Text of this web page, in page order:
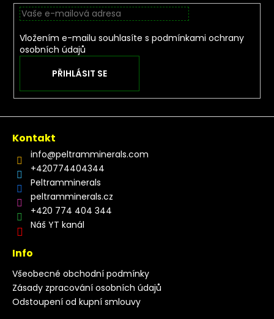
Vložením e-mailu souhlasíte s podmínkami ochrany
osobních údajů
PŘIHLÁSIT SE
Kontakt
info@peltramminerals.com
+420774404344
Peltramminerals
peltramminerals.cz
+420 774 404 344
Náš YT kanál
Info
Všeobecné obchodní podmínky
Zásady zpracování osobních údajů
Odstoupení od kupní smlouvy